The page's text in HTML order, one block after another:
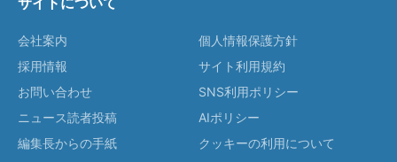
会社案内
採用情報
お問い合わせ
ニュース読者投稿
編集長からの手紙
個人情報保護方針
サイト利用規約
SNS利用ポリシー
AIポリシー
クッキーの利用について